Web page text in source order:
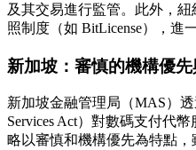
及其交易進行監管。此外，
照制度（如 BitLicense），進
新加坡：審慎的機構優
新加坡金融管理局（MAS）
Services Act）對數碼支付代
略以審慎和機構優先為特點